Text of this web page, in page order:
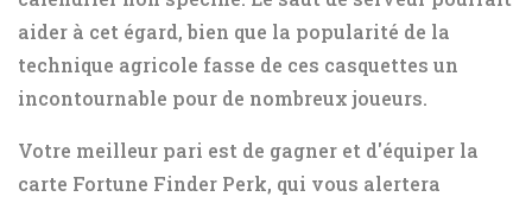
aider à cet égard, bien que la popularité de la
technique agricole fasse de ces casquettes un
incontournable pour de nombreux joueurs.
Votre meilleur pari est de gagner et d'équiper la
carte Fortune Finder Perk, qui vous alertera